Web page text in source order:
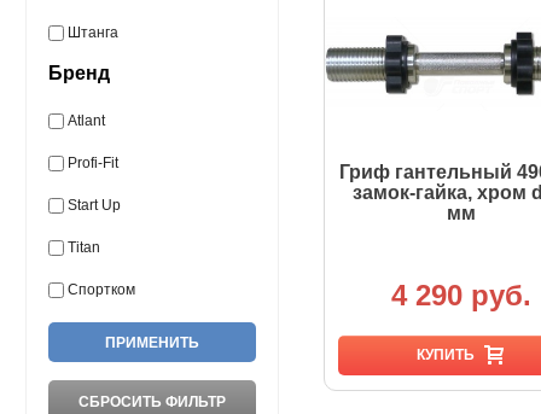
Штанга
Бренд
Atlant
Profi-Fit
Start Up
Titan
Спортком
Гриф гантельный
замок-гайка, хром
мм
4 290 руб.
КУПИТЬ